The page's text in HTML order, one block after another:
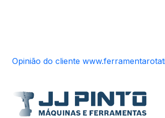
Opinião do cliente